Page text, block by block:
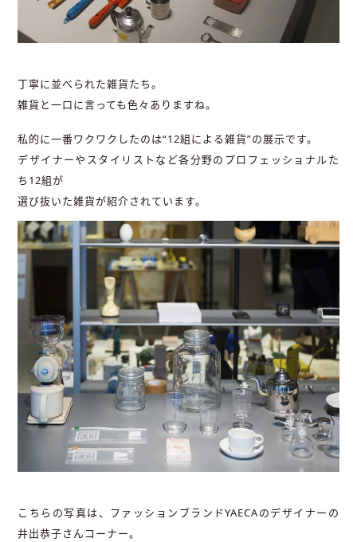
丁寧に並べられた雑貨たち。
雑貨と一口に言っても色々ありますね。
私的に一番ワクワクしたのは“12組による雑貨”の展示です。
デザイナーやスタイリストなど各分野のプロフェッショナルた
ち12組が
選び抜いた雑貨が紹介されています。
こちらの写真は、ファッションブランドYAECAのデザイナーの
井出恭子さんコーナー。